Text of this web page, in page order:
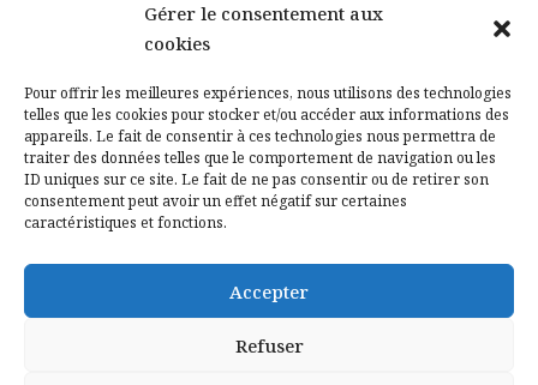
Gérer le consentement aux
cookies
Pour offrir les meilleures expériences, nous utilisons des technologies
telles que les cookies pour stocker et/ou accéder aux informations des
appareils. Le fait de consentir à ces technologies nous permettra de
traiter des données telles que le comportement de navigation ou les
ID uniques sur ce site. Le fait de ne pas consentir ou de retirer son
consentement peut avoir un effet négatif sur certaines
caractéristiques et fonctions.
Accepter
Refuser
Contactez-nous
Mentions légales
Politique de confidentialité